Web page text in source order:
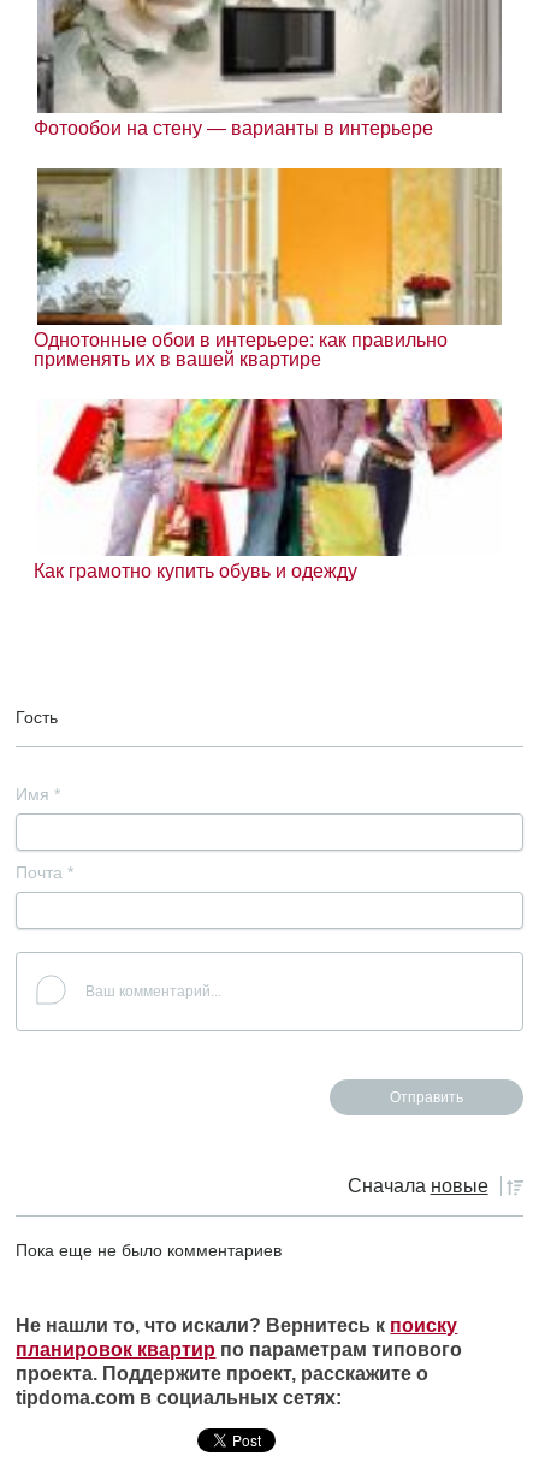
Фотообои на стену — варианты в интерьере
Однотонные обои в интерьере: как правильно
применять их в вашей квартире
Как грамотно купить обувь и одежду
Гость
Имя *
Почта *
Сначала новые
Пока еще не было комментариев
Не нашли то, что искали? Вернитесь к поиску
планировок квартир по параметрам типового
проекта. Поддержите проект, расскажите о
tipdoma.com в социальных сетях: